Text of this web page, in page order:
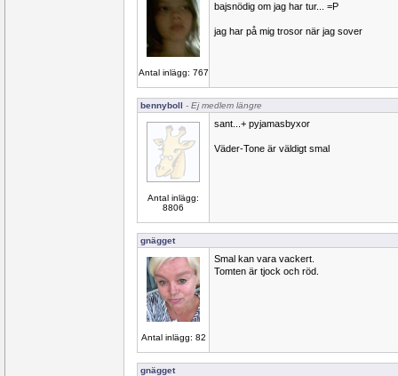
Antal inlägg: 767
bajsnödig om jag har tur... =P
jag har på mig trosor när jag sover
bennyboll - Ej medlem längre
Antal inlägg:
8806
sant...+ pyjamasbyxor
Väder-Tone är väldigt smal
gnägget
Antal inlägg: 82
Smal kan vara vackert.
Tomten är tjock och röd.
gnägget